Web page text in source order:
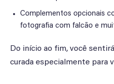
Complementos opcionais
fotografia com falcão e
Do início ao fim, você
curada especialmente para